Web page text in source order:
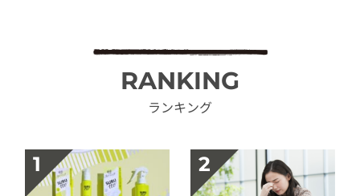
RANKING
ランキング